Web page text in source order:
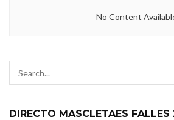
No Content
DIRECTO MASCLETAES FALLES